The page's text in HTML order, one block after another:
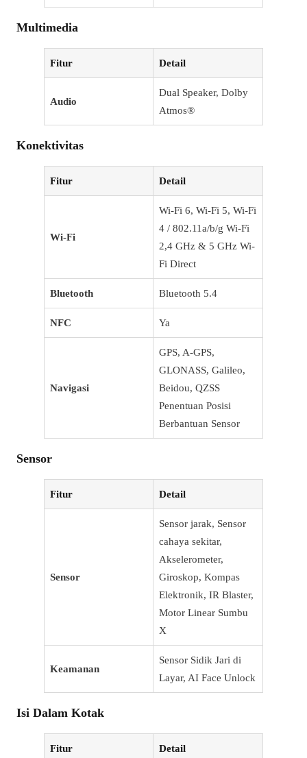
Multimedia
Fitur Detail
Audio
Dual Speaker, Dolby
Atmos®
Konektivitas
Fitur Detail
Wi-Fi
Wi-Fi 6, Wi-Fi 5, Wi-Fi
4 / 802.11a/b/g Wi-Fi
2,4 GHz & 5 GHz Wi-
Fi Direct
Bluetooth Bluetooth 5.4
NFC Ya
Navigasi
GPS, A-GPS,
GLONASS, Galileo,
Beidou, QZSS
Penentuan Posisi
Berbantuan Sensor
Sensor
Fitur Detail
Sensor
Sensor jarak, Sensor
cahaya sekitar,
Akselerometer,
Giroskop, Kompas
Elektronik, IR Blaster,
Motor Linear Sumbu
X
Keamanan
Sensor Sidik Jari di
Layar, AI Face Unlock
Isi Dalam Kotak
Fitur Detail